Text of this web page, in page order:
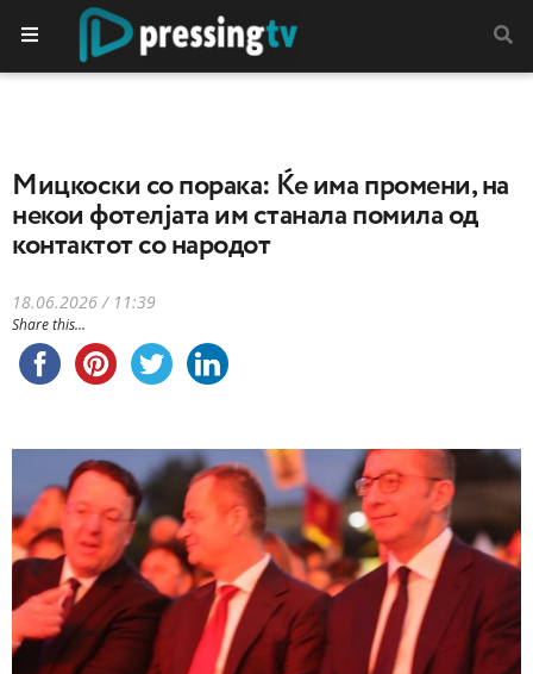
Мицкоски со порака: Ќе има промени, на
некои фотелјата им станала помила од
контактот со народот
18.06.2026 / 11:39
Share this...